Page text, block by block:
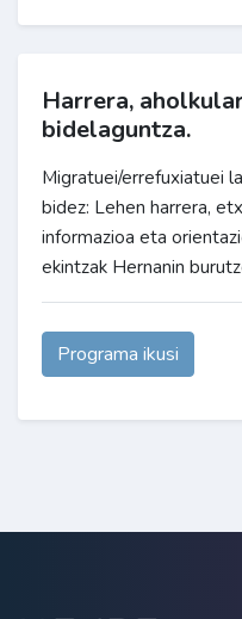
Harrera,
bidelaguntza.
Migratuei/errefuxiatuei
bidez: Lehen harrera,
informazioa eta
ekintzak Hernanin
Programa ikusi